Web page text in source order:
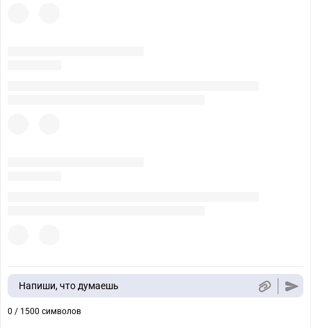
Напиши, что думаешь
0 / 1500 символов